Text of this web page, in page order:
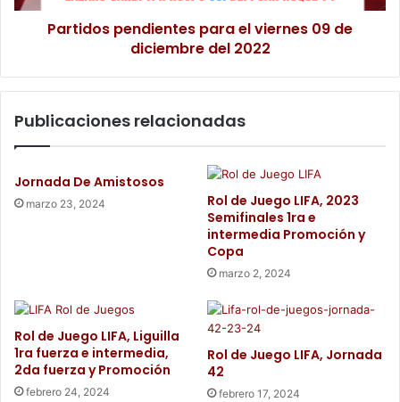
Partidos pendientes para el viernes 09 de
diciembre del 2022
Publicaciones relacionadas
Jornada De Amistosos
marzo 23, 2024
Rol de Juego LIFA, 2023
Semifinales 1ra e
intermedia Promoción y
Copa
marzo 2, 2024
Rol de Juego LIFA, Liguilla
1ra fuerza e intermedia,
2da fuerza y Promoción
febrero 24, 2024
Rol de Juego LIFA, Jornada
42
febrero 17, 2024